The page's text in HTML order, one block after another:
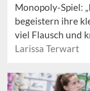
Monopoly-Spiel:
begeistern ihre
viel Flausch und
Larissa Terwart